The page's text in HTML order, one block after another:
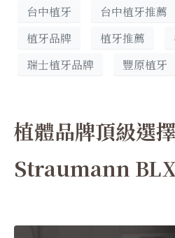
台中植牙
台中植牙推薦
植牙品牌
植牙推薦
瑞士植牙品牌
豐原植牙
植體品牌頂級選
Straumann